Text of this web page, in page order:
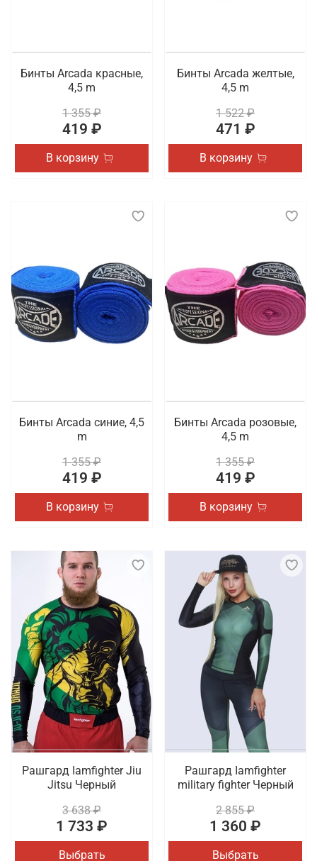
Бинты Arcada красные,
4,5 m
1 355 ₽
419 ₽
В корзину
Бинты Arcada желтые,
4,5 m
1 522 ₽
471 ₽
В корзину
Бинты Arcada синие, 4,5
m
1 355 ₽
419 ₽
В корзину
Бинты Arcada розовые,
4,5 m
1 355 ₽
419 ₽
В корзину
Рашгард Iamfighter Jiu
Jitsu Черный
3 638 ₽
1 733 ₽
Выбрать
Рашгард Iamfighter
military fighter Черный
2 855 ₽
1 360 ₽
Выбрать